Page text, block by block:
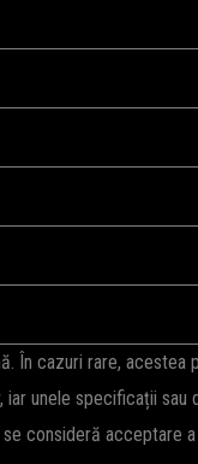
reducere la
Verifică în mod
de sezon.
la anumite categorii
de utilizare și
În cazuri rare, acestea
unele specificații
consideră acceptare a